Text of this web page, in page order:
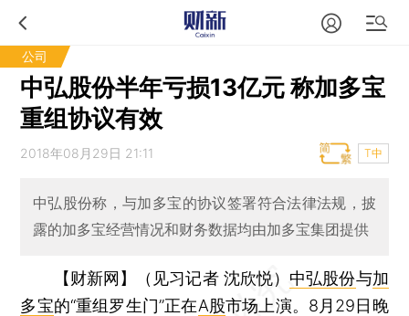
公司
中弘股份半年亏损13亿元 称加多宝
重组协议有效
2018年08月29日 21:11 T中
中弘股份称，与加多宝的协议签署符合法律法规，披
露的加多宝经营情况和财务数据均由加多宝集团提供
【财新网】（见习记者 沈欣悦） 中弘股份与加
多宝的“重组罗生门”正在A股市场上演。8月29日晚